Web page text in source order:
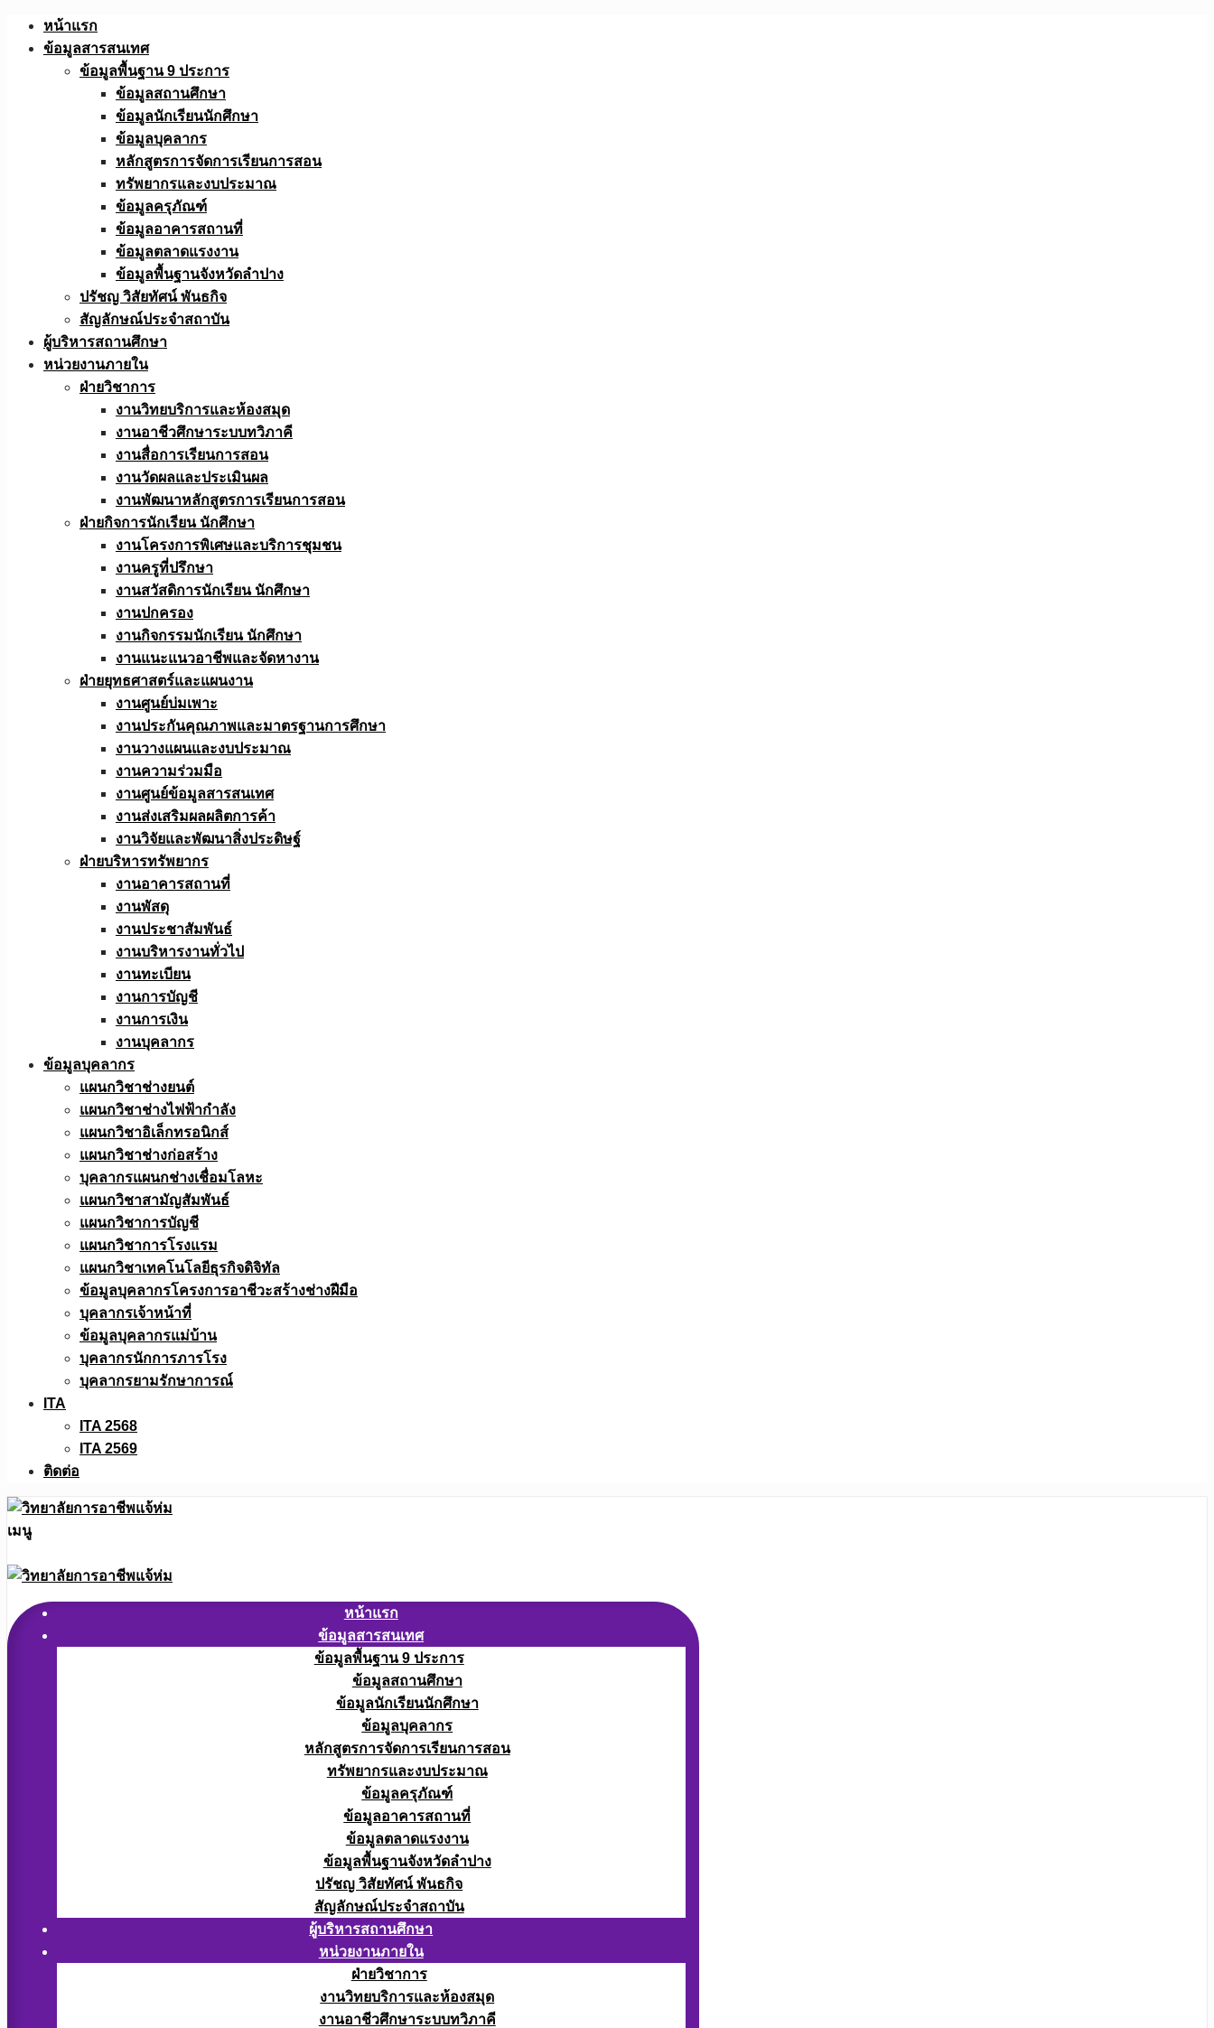
Skip
หน้าแรก
ข้อมูลสารสนเทศ
ข้อมูลพื้นฐาน 9 ประการ
ข้อมูลสถานศึกษา
ข้อมูลนักเรียนนักศึกษา
ข้อมูลบุคลากร
หลักสูตรการจัดการเรียนการสอน
ทรัพยากรและงบประมาณ
ข้อมูลครุภัณฑ์
ข้อมูลอาคารสถานที่
ข้อมูลตลาดแรงงาน
ข้อมูลพื้นฐานจังหวัดลำปาง
ปรัชญ วิสัยทัศน์ พันธกิจ
สัญลักษณ์ประจำสถาบัน
ผู้บริหารสถานศึกษา
หน่วยงานภายใน
ฝ่ายวิชาการ
งานวิทยบริการและห้องสมุด
งานอาชีวศึกษาระบบทวิภาคี
งานสื่อการเรียนการสอน
งานวัดผลและประเมินผล
งานพัฒนาหลักสูตรการเรียนการสอน
ฝ่ายกิจการนักเรียน นักศึกษา
งานโครงการพิเศษและบริการชุมชน
งานครูที่ปรึกษา
งานสวัสดิการนักเรียน นักศึกษา
งานปกครอง
งานกิจกรรมนักเรียน นักศึกษา
งานแนะแนวอาชีพและจัดหางาน
ฝ่ายยุทธศาสตร์และแผนงาน
งานศูนย์บ่มเพาะ
งานประกันคุณภาพและมาตรฐานการศึกษา
งานวางแผนและงบประมาณ
งานความร่วมมือ
งานศูนย์ข้อมูลสารสนเทศ
งานส่งเสริมผลผลิตการค้า
งานวิจัยและพัฒนาสิ่งประดิษฐ์
ฝ่ายบริหารทรัพยากร
งานอาคารสถานที่
งานพัสดุ
งานประชาสัมพันธ์
งานบริหารงานทั่วไป
งานทะเบียน
งานการบัญชี
งานการเงิน
งานบุคลากร
ข้อมูลบุคลากร
แผนกวิชาช่างยนต์
แผนกวิชาช่างไฟฟ้ากำลัง
แผนกวิชาอิเล็กทรอนิกส์
แผนกวิชาช่างก่อสร้าง
บุคลากรแผนกช่างเชื่อมโลหะ
แผนกวิชาสามัญสัมพันธ์
แผนกวิชาการบัญชี
แผนกวิชาการโรงแรม
แผนกวิชาเทคโนโลยีธุรกิจดิจิทัล
ข้อมูลบุคลากรโครงการอาชีวะสร้างช่างฝีมือ
บุคลากรเจ้าหน้าที่
ข้อมูลบุคลากรแม่บ้าน
บุคลากรนักการภารโรง
บุคลากรยามรักษาการณ์
ITA
ITA 2568
ITA 2569
ติดต่อ
เมนู
หน้าแรก
ข้อมูลสารสนเทศ
ข้อมูลพื้นฐาน 9 ประการ
ข้อมูลสถานศึกษา
ข้อมูลนักเรียนนักศึกษา
ข้อมูลบุคลากร
หลักสูตรการจัดการเรียนการสอน
ทรัพยากรและงบประมาณ
ข้อมูลครุภัณฑ์
ข้อมูลอาคารสถานที่
ข้อมูลตลาดแรงงาน
ข้อมูลพื้นฐานจังหวัดลำปาง
ปรัชญ วิสัยทัศน์ พันธกิจ
สัญลักษณ์ประจำสถาบัน
ผู้บริหารสถานศึกษา
หน่วยงานภายใน
ฝ่ายวิชาการ
งานวิทยบริการและห้องสมุด
งานอาชีวศึกษาระบบทวิภาคี